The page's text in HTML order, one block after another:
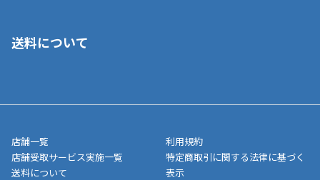
■代金引換(代引)※手数料がかかります
■商品によっては一部決済方法が使用できない場合がございま
す。
ご注文が確認出来次第、1～4営業日に発送いたします。「お取り
業日にてお引渡しとなります。(離島などの場合、例外もあります)
メーカー直送品など一部商品については、その他商品との購入に
制限がかかる場合がございます。また発送日についても、通常と
異なる場合がございます。対象商品の説明ページをご確認くださ
送料について
店舗一覧
店舗受取サービス実施一覧
送料について
利用規約
特定商取引に関する法律に基づく
表示